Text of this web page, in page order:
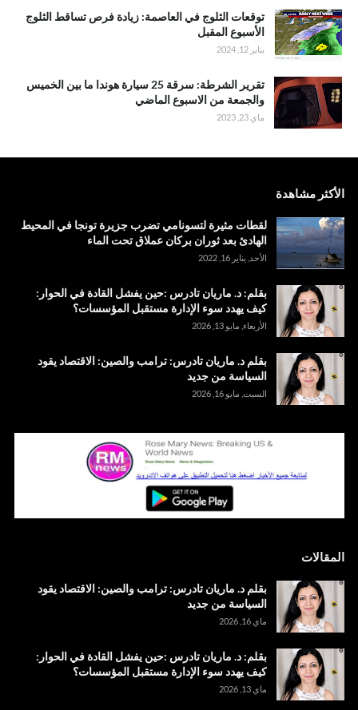
توقعات الثلوج في العاصمة: زيادة فرص تساقط الثلوج
الأسبوع المقبل
يناير 12, 2024
تقرير الشرطة: سرقة 25 سيارة هوندا ما بين الخميس
والجمعة من الاسبوع الماضي
ماي 23, 2023
الأكثر مشاهدة
لقطات مثيرة لتسونامي تضرب جزيرة تونجا في المحيط
الهادئ بعد ثوران بركان عملاق تحت الماء
الأحد, يناير 16, 2022
بقلم: د. ماريان تادرس :حين يفشل القادة في الحوار:
كيف يهدد سوء الإدارة مستقبل المؤسسات؟
الأربعاء, مايو 13, 2026
بقلم د. ماريان تادرس: ترامب والصين: الاقتصاد يقود
السياسة من جديد
السبت, مايو 16, 2026
المقالات
بقلم د. ماريان تادرس: ترامب والصين: الاقتصاد يقود
السياسة من جديد
ماي 16, 2026
بقلم: د. ماريان تادرس :حين يفشل القادة في الحوار:
كيف يهدد سوء الإدارة مستقبل المؤسسات؟
ماي 13, 2026